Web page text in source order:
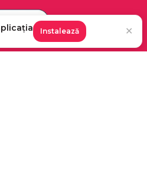
Instalează ✕